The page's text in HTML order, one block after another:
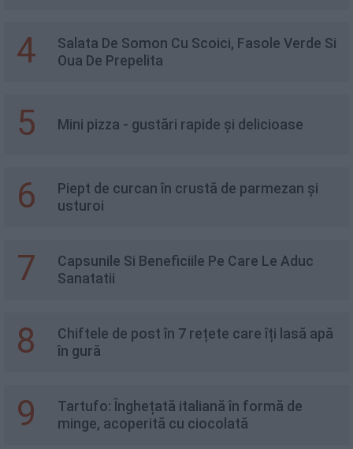
4
Salata De Somon Cu Scoici, Fasole Verde Si
Oua De Prepelita
5 Mini pizza - gustări rapide și delicioase
6
Piept de curcan în crustă de parmezan și
usturoi
7
Capsunile Si Beneficiile Pe Care Le Aduc
Sanatatii
8
Chiftele de post în 7 rețete care îți lasă apă
în gură
9
Tartufo: Înghețată italiană în formă de
minge, acoperită cu ciocolată